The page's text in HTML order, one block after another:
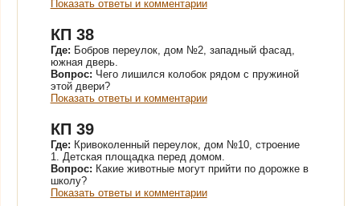
Показать ответы и комментарии
КП 38
Где: Бобров переулок, дом №2, западный фасад,
южная дверь.
Вопрос: Чего лишился колобок рядом с пружиной
этой двери?
Показать ответы и комментарии
КП 39
Где: Кривоколенный переулок, дом №10, строение
1. Детская площадка перед домом.
Вопрос: Какие животные могут прийти по дорожке в
школу?
Показать ответы и комментарии